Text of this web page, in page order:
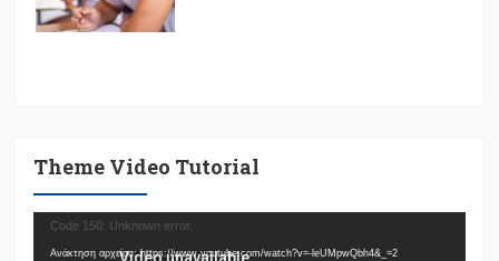
Theme Video Tutorial
Πρόγραμμα
Αναπαραγωγής
Code 150: Unknown error.
Ανάκτηση αρχείου: https://www.youtube.com/watch?v=-leUMpwQbh4&_=2